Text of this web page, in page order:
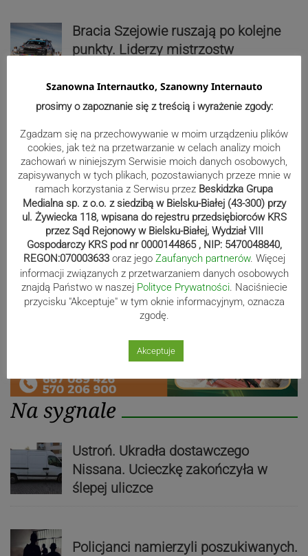
Bracia Szejowie ruszają po kolejne
punkty. Liderzy mistrzostw
80-lecie Soły Kobiernice. Będzie się
działo! SZCZEGÓŁOWY PROGRAM
Reklama
Na sygnale
Ustroń. Ukradła dostawczego
Nissana. Ucieczkę zakończyła w
ślepej uliczce
Policjanci namierzyli poszukiwanych.
Szanowna Internautko, Szanowny Internauto
prosimy o zapoznanie się z treścią i wyrażenie zgody:
Zgadzam się na przechowywanie w moim urządzeniu plików
cookies, jak też na przetwarzanie w celach analizy moich
zachowań w niniejszym Serwisie moich danych osobowych,
zapisywanych w tych plikach, pozostawianych przeze mnie w
ramach korzystania z Serwisu przez Beskidzka Grupa
Medialna sp. z o.o. z siedzibą w Bielsku-Białej (43-300) przy
ul. Żywiecka 118, wpisana do rejestru przedsiębiorców KRS
przez Sąd Rejonowy w Bielsku-Białej, Wydział VIII
Gospodarczy KRS pod nr 0000144865 , NIP: 5470048840,
REGON:070003633 oraz jego Zaufanych partnerów. Więcej
informacji związanych z przetwarzaniem danych osobowych
znajdą Państwo w naszej Polityce Prywatności. Naciśniecie
przycisku "Akceptuje" w tym oknie informacyjnym, oznacza
zgodę.
Akceptuje